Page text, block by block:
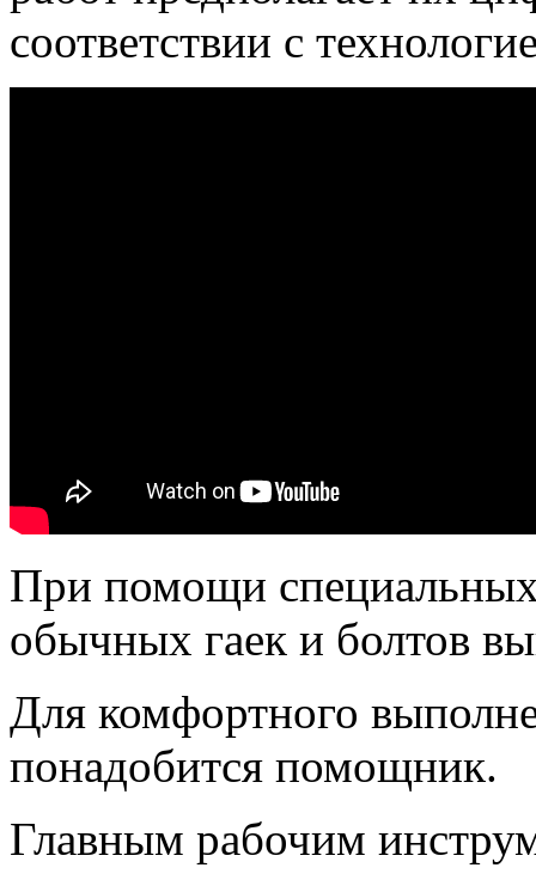
соответствии с
При помощи
обычных гаек и болтов
Для комфортного
понадобится помощник.
Главным рабочим